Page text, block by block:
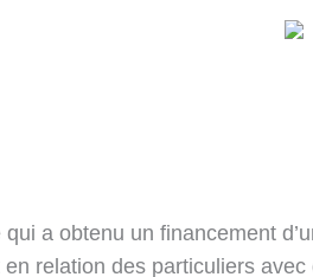
a obtenu un financement
relation des particuliers